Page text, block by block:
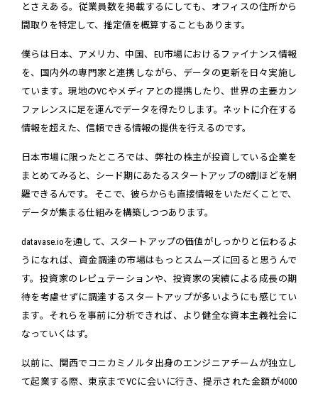
とさえある。従業員数を掲載するにしても、オフィスの住所から
間取りを特定して、推定値を概算することもあります。
僕らは日本、アメリカ、中国、EU市場におけるファイナンス情報
を、国内外の専門家と連携しながら、データの更新を日々実施し
ています。現地のVCやメディアとの提携したり、世界の主要カン
ファレンスに足を運んでデータを得たりします。ネットに介在する
情報を超えた、信頼できる情報の提供を行えるのです。
日本市場に限ったところでは、弊社の株主が投資している企業を
まとめてみると、シード期にあたるスタートアップの8割ほどを網
羅できるんです。そこで、彼らからも直接情報をいただくことで、
データが集まる仕組みを構築しつつあります。
datavase.ioを通して、スタートアップの価値がしっかりと伝わるよ
うになれば、資金調達の市場はもっとスムーズに回ると思うんで
す。投資家のレピュテーションや、投資家の実績による成長の期
待を考慮せずに調達するスタートアップが多いようにも感じてい
ます。それらを事前に分析できれば、より健全な資本主義社会に
なっていくはず。
以前に、関西でコニカミノルタ出身のエンジニアチームが独立し
て起業する際、東京までVCに会いに行き、提示された金額が4000